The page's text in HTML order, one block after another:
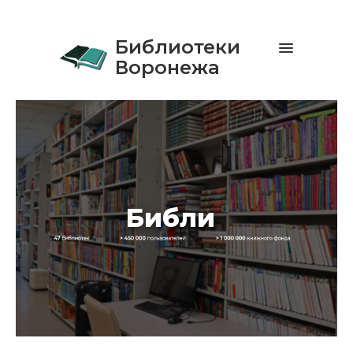
Библиотеки
Воронежа
Библиотеки Ворон